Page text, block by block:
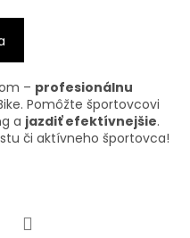
– profesionálnu
Pomôžte športovcovi
a jazdiť efektívnejšie.
či aktívneho športovca!